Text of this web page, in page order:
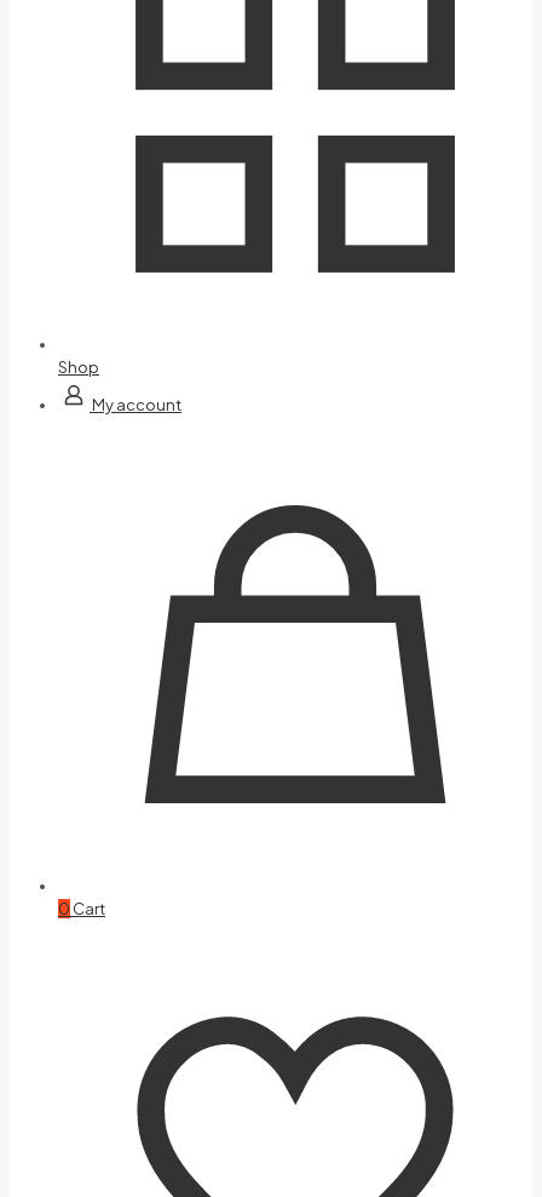
Shop
My account
0 Cart